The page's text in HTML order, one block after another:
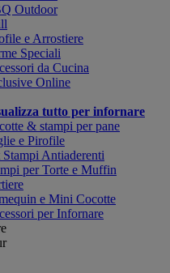
Outdoor
e Arrostiere
Speciali
da Cucina
Online
tutto per infornare
& stampi per pane
e Pirofile
Stampi Antiaderenti
per Torte e Muffin
e Mini Cocotte
per Infornare